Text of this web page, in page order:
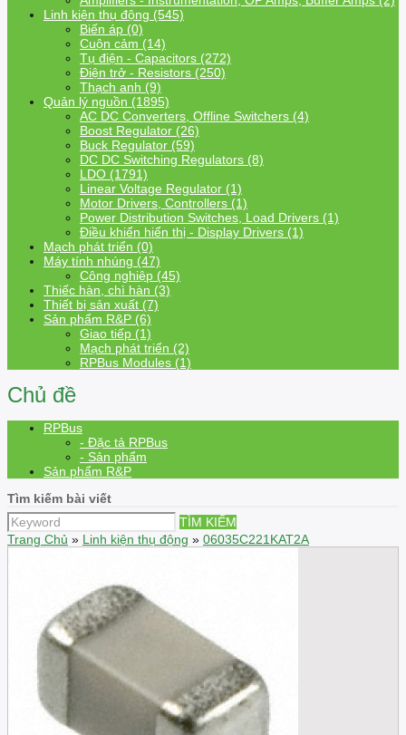
Linh kiện thụ động (545)
Biến áp (0)
Cuộn cảm (14)
Tụ điện - Capacitors (272)
Điện trở - Resistors (250)
Thạch anh (9)
Quản lý nguồn (1895)
AC DC Converters, Offline Switchers (4)
Boost Regulator (26)
Buck Regulator (59)
DC DC Switching Regulators (8)
LDO (1791)
Linear Voltage Regulator (1)
Motor Drivers, Controllers (1)
Power Distribution Switches, Load Drivers (1)
Điều khiển hiển thị - Display Drivers (1)
Mạch phát triển (0)
Máy tính nhúng (47)
Công nghiệp (45)
Thiếc hàn, chì hàn (3)
Thiết bị sản xuất (7)
Sản phẩm R&P (6)
Giao tiếp (1)
Mạch phát triển (2)
RPBus Modules (1)
Chủ đề
RPBus
- Đặc tả RPBus
- Sản phẩm
Sản phẩm R&P
Tìm kiếm bài viết
TÌM KIẾM
Trang Chủ » Linh kiện thụ động » 06035C221KAT2A